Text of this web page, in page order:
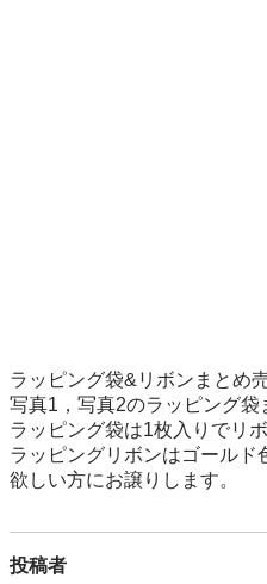
ラッピング袋&リボンまとめ
写真1，写真2のラッピング袋
ラッピング袋は1枚入りでリ
ラッピングリボンはゴールド
欲しい方にお譲りします。
投稿者